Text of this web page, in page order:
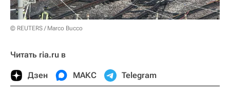
© REUTERS / Marco Bucco
Читать ria.ru в
Дзен МАКС Telegram